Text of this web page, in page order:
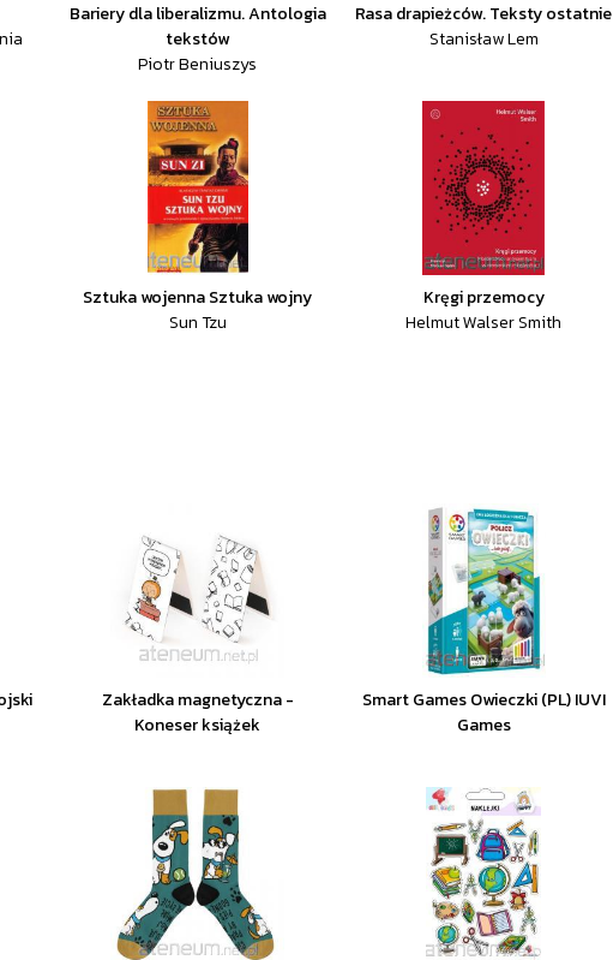
Bariery dla liberalizmu. Antologia
tekstów
Piotr Beniuszys
Rasa drapieżców. Teksty ostatnie
Stanisław Lem
Sztuka wojenna Sztuka wojny
Sun Tzu
Kręgi przemocy
Helmut Walser Smith
Zakładka magnetyczna -
Koneser książek
Smart Games Owieczki (PL) IUVI
Games